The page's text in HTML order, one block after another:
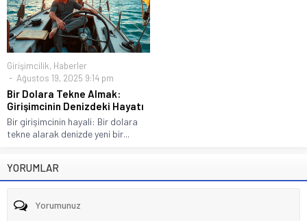
Girişimcilik, Haberler
Ağustos 19, 2025 9:14 pm
Bir Dolara Tekne Almak:
Girişimcinin Denizdeki Hayatı
Bir girişimcinin hayali: Bir dolara
tekne alarak denizde yeni bir...
YORUMLAR